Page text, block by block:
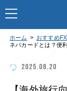
ホーム おすすめ
ネパカードとは？便
2025.08.20